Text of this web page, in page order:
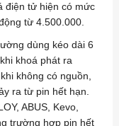
điện tử hiện có mức
từ 4.500.000.
dùng kéo dài 6
khoá phát ra
không có nguồn,
ra từ pin hết hạn.
ABUS, Kevo,
trường hợp pin hết